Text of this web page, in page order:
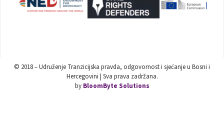
© 2018 – Udruženje Tranzicijska pravda, odgovornost i sjećanje u Bosni i
Hercegovini | Sva prava zadržana.
by BloomByte Solutions